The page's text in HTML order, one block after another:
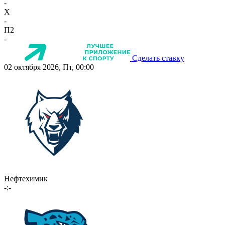
-
X
-
П2
-
Сделать ставку
02 октября 2026, Пт, 00:00
Нефтехимик
-:-